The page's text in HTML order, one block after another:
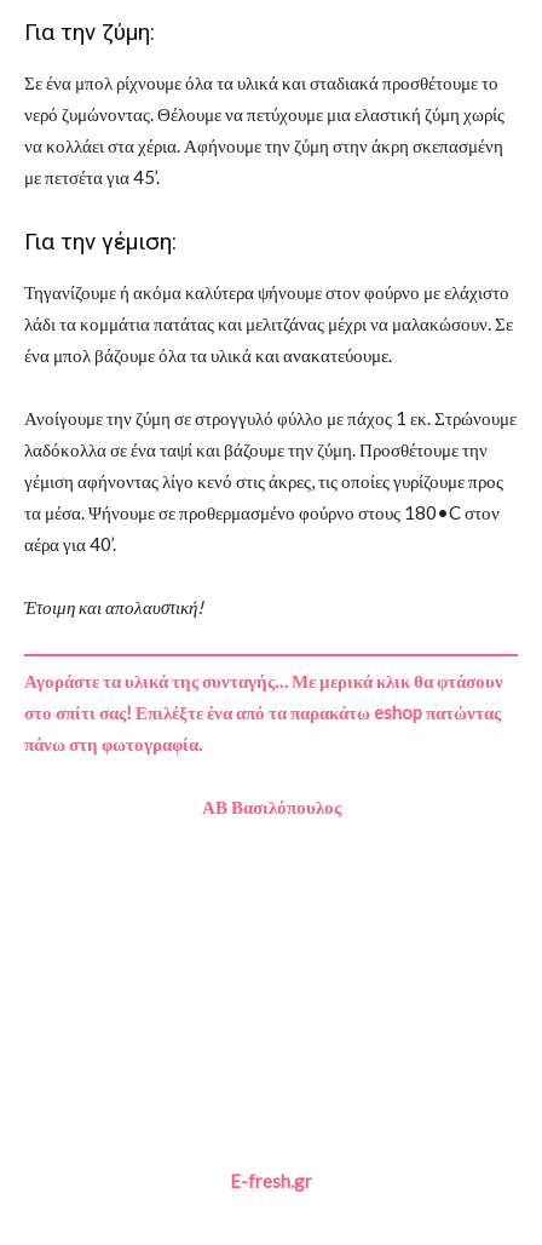
Για την ζύμη:
Σε ένα μπολ ρίχνουμε όλα τα υλικά και σταδιακά προσθέτουμε το
νερό ζυμώνοντας. Θέλουμε να πετύχουμε μια ελαστική ζύμη χωρίς
να κολλάει στα χέρια. Αφήνουμε την ζύμη στην άκρη σκεπασμένη
με πετσέτα για 45’.
Για την γέμιση:
Τηγανίζουμε ή ακόμα καλύτερα ψήνουμε στον φούρνο με ελάχιστο
λάδι τα κομμάτια πατάτας και μελιτζάνας μέχρι να μαλακώσουν. Σε
ένα μπολ βάζουμε όλα τα υλικά και ανακατεύουμε.
Ανοίγουμε την ζύμη σε στρογγυλό φύλλο με πάχος 1 εκ. Στρώνουμε
λαδόκολλα σε ένα ταψί και βάζουμε την ζύμη. Προσθέτουμε την
γέμιση αφήνοντας λίγο κενό στις άκρες, τις οποίες γυρίζουμε προς
τα μέσα. Ψήνουμε σε προθερμασμένο φούρνο στους 180•C στον
αέρα για 40’.
Έτοιμη και απολαυστική!
Αγοράστε τα υλικά της συνταγής… Με μερικά κλικ θα φτάσουν
στο σπίτι σας! Επιλέξτε ένα από τα παρακάτω eshop πατώντας
πάνω στη φωτογραφία.
ΑΒ Βασιλόπουλος
E-fresh.gr